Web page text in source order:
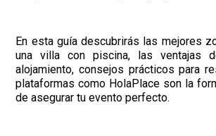
En esta guía descubrirás las mejores
una villa con piscina, las ventajas
alojamiento, consejos prácticos para
plataformas como HolaPlace son la
de asegurar tu evento perfecto.